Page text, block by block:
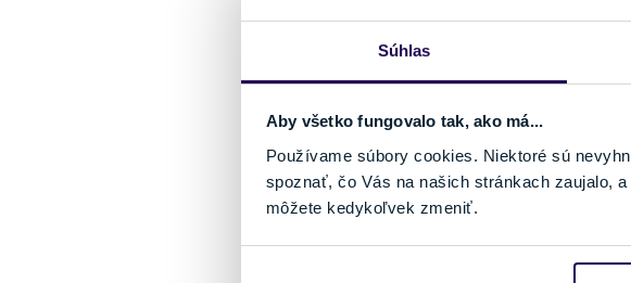
Súhlas
Aby všetko fungovalo tak, ako má...
Používame súbory cookies. Niektoré sú
spoznať, čo Vás na našich stránkach zaujalo,
môžete kedykoľvek zmeniť.
to s cyklistikou (horskou, cestnou, ...)
zainvestovať do
dlhších jazdách, kedy dodajú žiadanú
Na trhu nájdeterôzne strihy, od šortiek
Niektoré z nich sú vybavené
a nehrozí, že by sa počas nosenia
v kabínke“, kedy treba najskôr vyzliecť